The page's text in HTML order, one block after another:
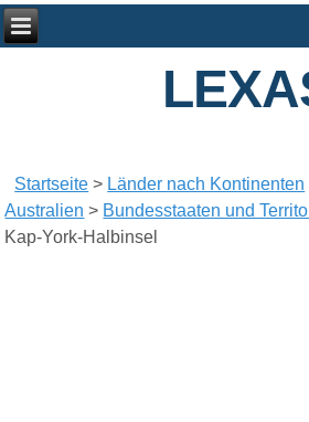
Startseite > Länder nach Kontinenten
Australien > Bundesstaaten und
Kap-York-Halbinsel